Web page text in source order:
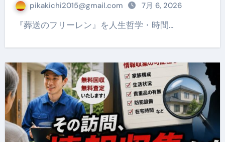
pikakichi2015@gmail.com 7月 6, 2026
『葬送のフリーレン』を人生哲学・時間…